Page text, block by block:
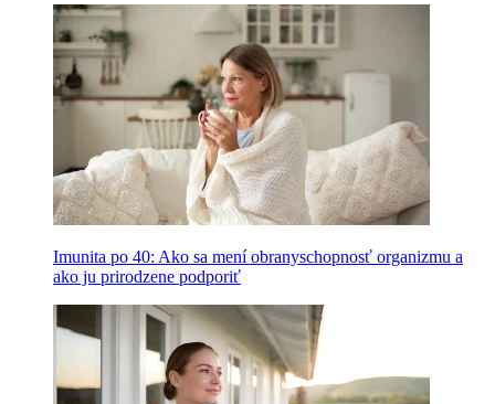
Imunita po 40: Ako sa mení obranyschopnosť organizmu a
ako ju prirodzene podporiť